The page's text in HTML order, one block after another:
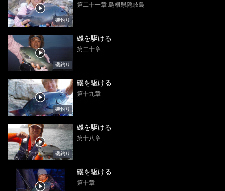
磯釣り
第二十一章 島根県隠岐島
磯釣り
磯を駆ける
第二十章
磯釣り
磯を駆ける
第十九章
磯釣り
磯を駆ける
第十八章
磯を駆ける
第十章